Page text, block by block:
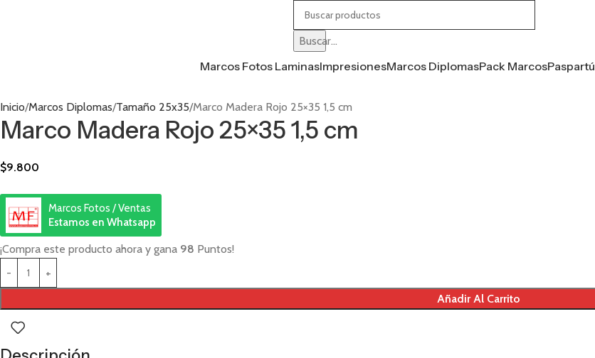
Buscar...
Marcos Fotos LaminasImpresionesMarcos DiplomasPack MarcosPaspartú
Inicio Marcos Diplomas Tamaño 25x35 Marco Madera Rojo 25×35 1,5 cm
Marco Madera Rojo 25×35 1,5 cm
$9.800
Marcos Fotos / Ventas
Estamos en Whatsapp
¡Compra este producto ahora y gana 98 Puntos!
Añadir Al Carrito